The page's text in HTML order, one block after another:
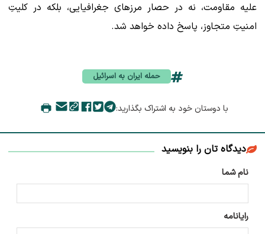
علیه مقاومت، نه در حصار مرزهای جغرافیایی، بلکه در کلیتِ
امنیتِ متجاوز، پاسخ داده خواهد شد.
حمله ایران به اسرائیل
با دوستان خود به اشتراک بگذارید:
دیدگاه تان را بنویسید
نام شما
رایانامه